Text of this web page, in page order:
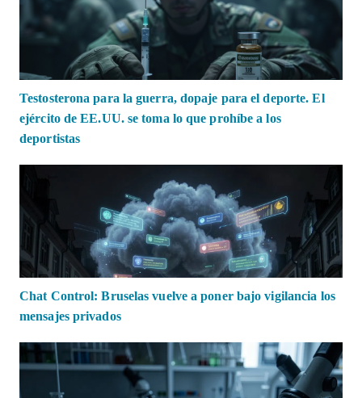
Testosterona para la guerra, dopaje para el deporte. El
ejército de EE.UU. se toma lo que prohíbe a los
deportistas
Chat Control: Bruselas vuelve a poner bajo vigilancia los
mensajes privados